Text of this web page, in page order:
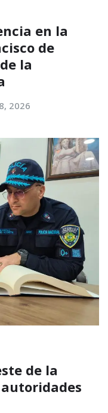
en la
de
la
2026
de la